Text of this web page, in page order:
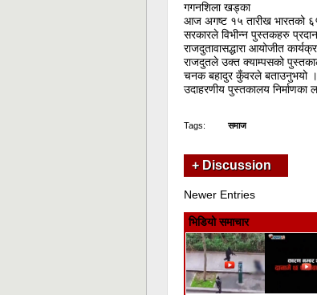
गगनशिला खड्का
आज अगष्ट १५ तारीख भारतको
सरकारले विभीन्न पुस्तकहरु
राजदुतावासद्धारा आयोजीत
राजदुतले उक्त क्याम्पसको
चनक बहादुर कुँवरले बताउनुभयो ।
उदाहरणीय पुस्तकालय निर्माणका
Tags: समाज
+ Discussion
Newer Entries
भिडियो समाचार